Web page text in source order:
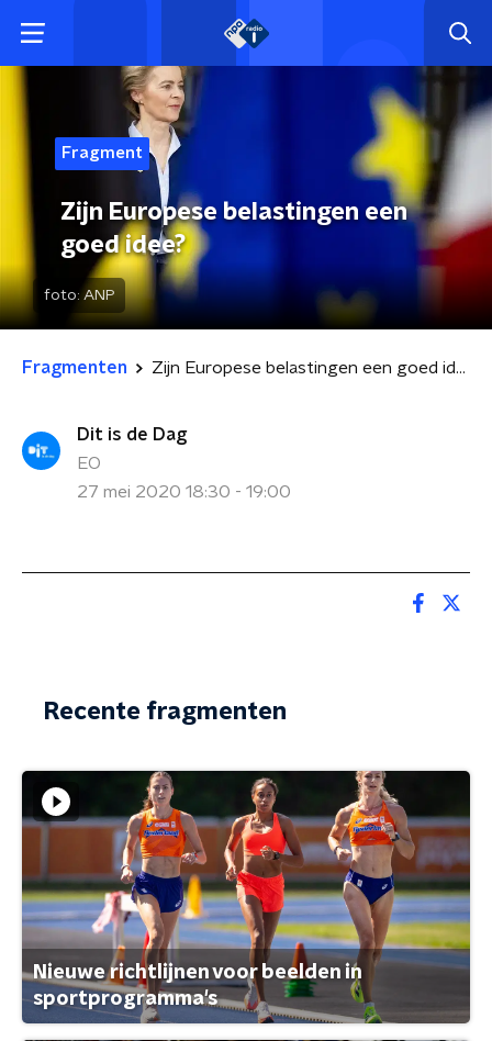
Fragment
Zijn Europese belastingen een
goed idee?
foto: ANP
Fragmenten Zijn Europese belastingen een goed idee?
Dit is de Dag
EO
27 mei 2020 18:30 - 19:00
Recente fragmenten
Nieuwe richtlijnen voor beelden in
sportprogramma's